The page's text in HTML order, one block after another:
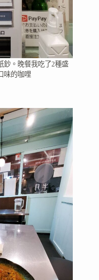
鈔。晚餐我吃了2種盛
味的咖哩